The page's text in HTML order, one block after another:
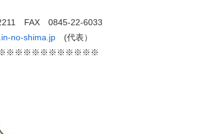
FAX 0845-22-6033
no-shima.jp (代表）